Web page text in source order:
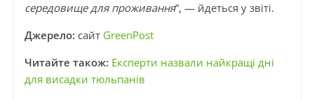
середовище для проживання“, — йдеться у звіті.
Джерело: сайт GreenPost
Читайте також: Експерти назвали найкращі дні
для висадки тюльпанів